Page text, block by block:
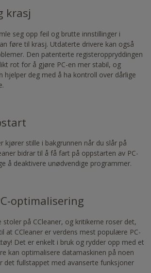
krasj
seg opp feil og brutte innstillinger i
føre til krasj. Utdaterte drivere kan også
Den patenterte registeroppryddingen
rot for å gjøre PC-en mer stabil, og
hjelper deg med å ha kontroll over dårlige
kjører stille i bakgrunnen når du slår på
bidrar til å få fart på oppstarten av PC-
å deaktivere unødvendige programmer.
optimalisering
stoler på CCleaner, og kritikerne roser det,
at CCleaner er verdens mest populære PC-
Det er enkelt i bruk og rydder opp med et
kan optimalisere datamaskinen på noen
det fullstappet med avanserte funksjoner